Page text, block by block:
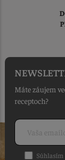
Máte záujem
receptoch?
Súhlasím